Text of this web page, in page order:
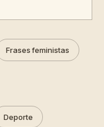
Frases feministas
Deporte